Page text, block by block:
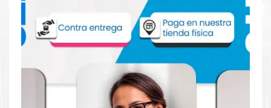
Aprovecha nuestra experiencia y atención para adquirir tus
productos. Tenemos promociones todos los dias. Escríbenos o
visítanos hoy para encontrar la solución perfecta para tu
impresoraBrother, como la Tinta Brother BT6001BK para
impresora T300 T700w T500w T800w
Dónde comprar Tinta para impresora